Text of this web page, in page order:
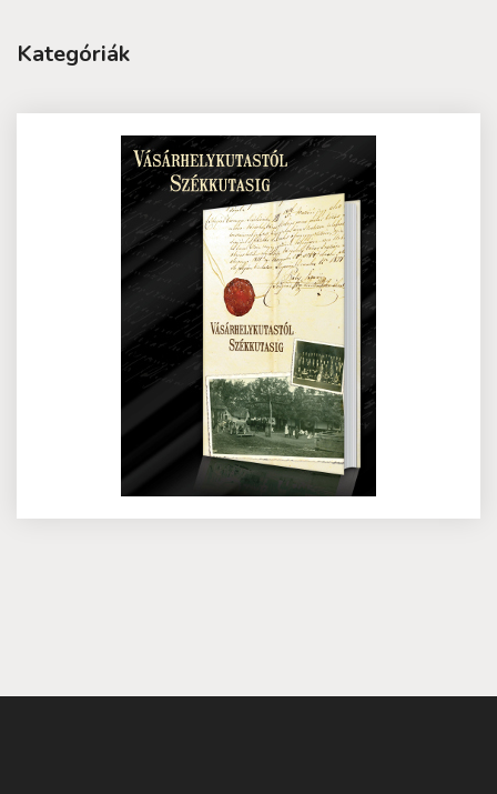
Kategóriák